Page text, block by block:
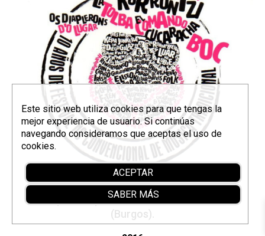
Recopilation pour le festival DemandaFolk
(Burgos).
Este sitio web utiliza cookies para que tengas la
mejor experiencia de usuario. Si continúas
navegando consideramos que aceptas el uso de
cookies.
ACEPTAR
SABER MÁS